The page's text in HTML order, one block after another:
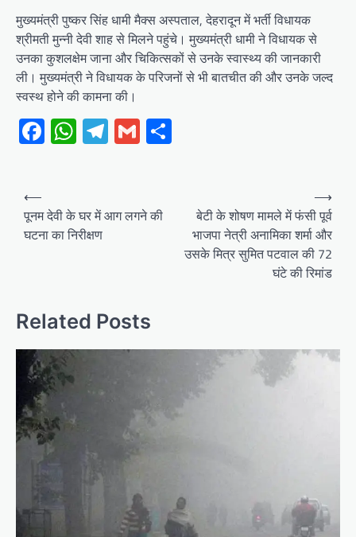
मुख्यमंत्री पुष्कर सिंह धामी मैक्स अस्पताल, देहरादून में भर्ती विधायक
श्रीमती मुन्नी देवी शाह से मिलने पहुंचे। मुख्यमंत्री धामी ने विधायक से
उनका कुशलक्षेम जाना और चिकित्सकों से उनके स्वास्थ्य की जानकारी
ली। मुख्यमंत्री ने विधायक के परिजनों से भी बातचीत की और उनके जल्द
स्वस्थ होने की कामना की।
Facebook
WhatsApp
Telegram
Gmail
Post
navigation
⟵
पूनम देवी के घर में आग लगने की
घटना का निरीक्षण
बेटी के शोषण मामले में फंसी पूर्व
भाजपा नेत्री अनामिका शर्मा और
उसके मित्र सुमित पटवाल की 72
घंटे की रिमांड
⟶
Related Posts